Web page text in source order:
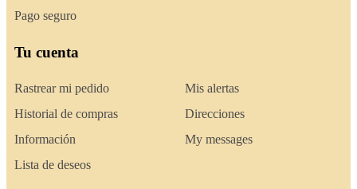
Pago seguro
Tu cuenta
Rastrear mi pedido
Historial de compras
Información
Lista de deseos
Mis alertas
Direcciones
My messages